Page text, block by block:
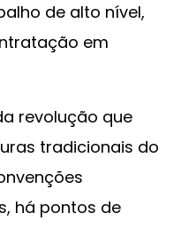
de alto nível,
em
revolução que
tradicionais do
há pontos de